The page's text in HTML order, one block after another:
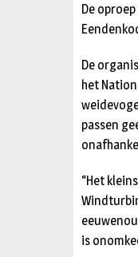
De
De
het
passen
“Het
is